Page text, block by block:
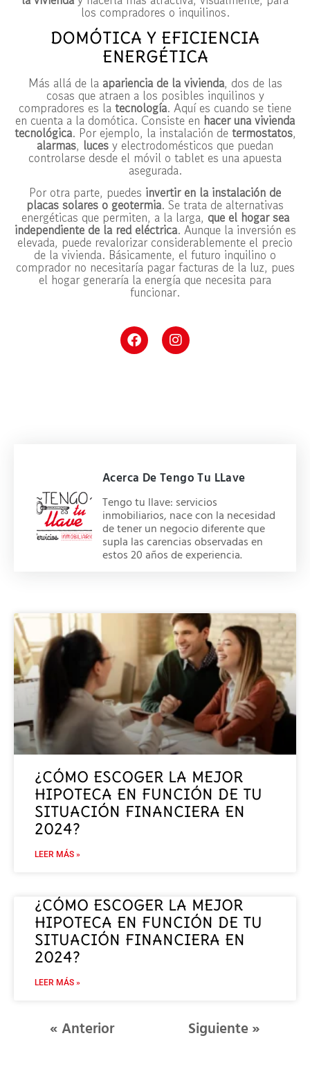
los compradores o inquilinos.
DOMÓTICA Y EFICIENCIA
ENERGÉTICA
Más allá de la apariencia de la vivienda, dos de las
cosas que atraen a los posibles inquilinos y
compradores es la tecnología. Aquí es cuando se tiene
en cuenta a la domótica. Consiste en hacer una vivienda
tecnológica. Por ejemplo, la instalación de termostatos,
alarmas, luces y electrodomésticos que puedan
controlarse desde el móvil o tablet es una apuesta
asegurada.
Por otra parte, puedes invertir en la instalación de
placas solares o geotermia. Se trata de alternativas
energéticas que permiten, a la larga, que el hogar sea
independiente de la red eléctrica. Aunque la inversión es
elevada, puede revalorizar considerablemente el precio
de la vivienda. Básicamente, el futuro inquilino o
comprador no necesitaría pagar facturas de la luz, pues
el hogar generaría la energía que necesita para
funcionar.
Acerca De Tengo Tu LLave
Tengo tu llave: servicios
inmobiliarios, nace con la necesidad
de tener un negocio diferente que
supla las carencias observadas en
estos 20 años de experiencia.
¿CÓMO ESCOGER LA MEJOR
HIPOTECA EN FUNCIÓN DE TU
SITUACIÓN FINANCIERA EN
2024?
LEER MÁS »
¿CÓMO ESCOGER LA MEJOR
HIPOTECA EN FUNCIÓN DE TU
SITUACIÓN FINANCIERA EN
2024?
LEER MÁS »
« Anterior Siguiente »